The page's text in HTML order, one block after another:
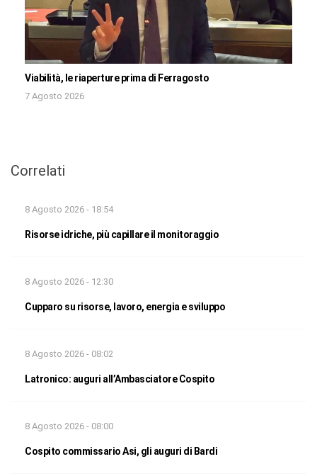
Viabilità, le riaperture prima di Ferragosto
7 Agosto 2026
Correlati
8 Agosto 2026 - 18:54
Risorse idriche, più capillare il monitoraggio
8 Agosto 2026 - 12:30
Cupparo su risorse, lavoro, energia e sviluppo
8 Agosto 2026 - 08:02
Latronico: auguri all’Ambasciatore Cospito
8 Agosto 2026 - 08:00
Cospito commissario Asi, gli auguri di Bardi